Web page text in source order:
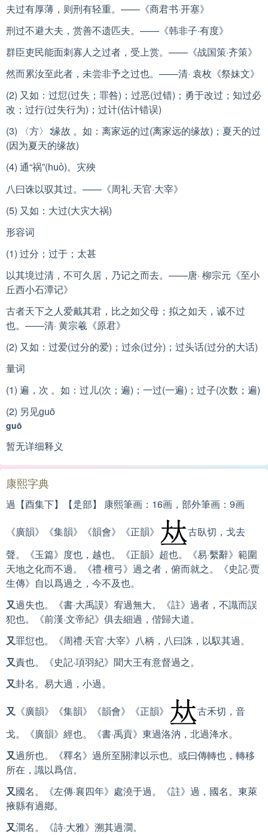
夫过有厚薄，则刑有轻重。——《商君书·开塞》
刑过不避大夫，赏善不遗匹夫。——《韩非子·有度》
群臣吏民能面刺寡人之过者，受上赏。——《战国策·齐策》
然而累汝至此者，未尝非予之过也。——清· 袁枚《祭妹文》
(2) 又如：过愆(过失；罪咎)；过恶(过错)；勇于改过；知过必
改；过行(过失行为)；过计(估计错误)
(3) 〈方〉∶缘故 。如：离家远的过(离家远的缘故)；夏天的过
(因为夏天的缘故)
(4) 通“祸”(huò)。灾殃
八曰诛以驭其过。——《周礼·天官·大宰》
(5) 又如：大过(大灾大祸)
形容词
(1) 过分；过于；太甚
以其境过清，不可久居，乃记之而去。——唐· 柳宗元《至小
丘西小石潭记》
古者天下之人爱戴其君，比之如父母；拟之如天，诚不过
也。——清· 黄宗羲《原君》
(2) 又如：过爱(过分的爱)；过余(过分)；过头话(过分的大话)
量词
(1) 遍，次 。如：过儿(次；遍)；一过(一遍)；过子(次数；遍)
(2) 另见guō
guō
暂无详细释义
康熙字典
過【酉集下】【辵部】 康熙筆画：16画，部外筆画：9画
《廣韻》《集韻》《韻會》《正韻》
古臥切，戈去
聲。《玉篇》度也，越也。《正韻》超也。《易·繫辭》範圍
天地之化而不過。《禮·檀弓》過之者，俯而就之。《史記·贾
生傳》自以爲過之，今不及也。
又過失也。《書·大禹謨》宥過無大。《註》過者，不識而誤
犯也。《前漢·文帝紀》俱去細過，偕歸大道。
又罪愆也。《周禮·天官·大宰》八柄，八曰誅，以馭其過。
又責也。《史記·項羽紀》聞大王有意督過之。
又卦名。易大過，小過。
又 《廣韻》《集韻》《韻會》《正韻》
古禾切，音
戈。《廣韻》經也。《書·禹貢》東過洛汭，北過洚水。
又過所也。《釋名》過所至關津以示也。或曰傳轉也，轉移
所在，識以爲信。
又國名。《左傳·襄四年》處澆于過。《註》過，國名。東萊
掖縣有過鄕。
又㵎名。《詩·大雅》溯其過㵎。